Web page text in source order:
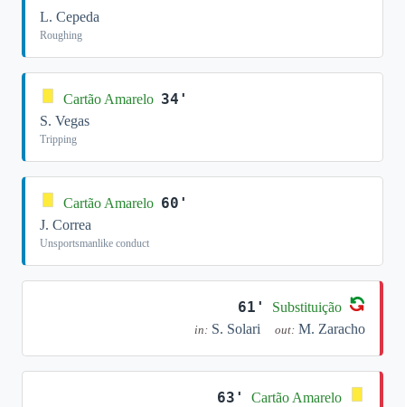
L. Cepeda
Roughing
Cartão Amarelo 34'
S. Vegas
Tripping
Cartão Amarelo 60'
J. Correa
Unsportsmanlike conduct
61' Substituição
in: S. Solari out: M. Zaracho
63'
Cartão Amarelo